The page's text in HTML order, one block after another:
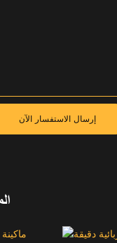
إرسال الاستفسار الآن